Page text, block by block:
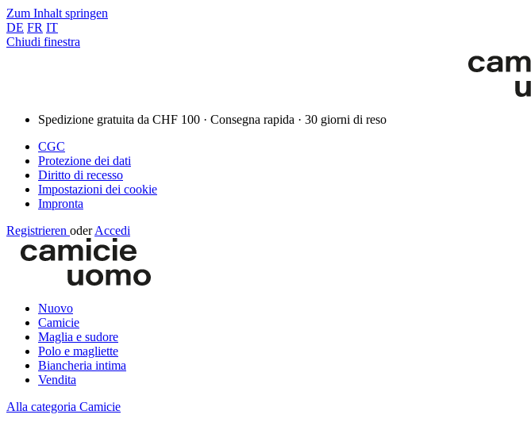
Zum Inhalt springen
DE FR IT
Chiudi finestra
Spedizione gratuita da CHF 100 · Consegna rapida · 30 giorni di reso
CGC
Protezione dei dati
Diritto di recesso
Impostazioni dei cookie
Impronta
Registrieren oder Accedi
Nuovo
Camicie
Maglia e sudore
Polo e magliette
Biancheria intima
Vendita
Alla categoria Camicie